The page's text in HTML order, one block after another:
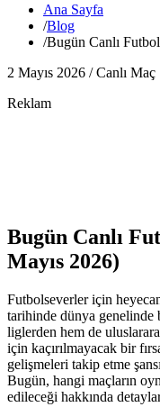
Ana Sayfa
/Blog
/Bugün Canlı
2 Mayıs 2026 /Canlı Maç
Reklam
Bugün Canlı
Mayıs 2026)
Futbolseverler için
tarihinde dünya genelinde
liglerden hem de
için kaçırılmayacak bir
gelişmeleri takip etme
Bugün, hangi maçların
edileceği hakkında